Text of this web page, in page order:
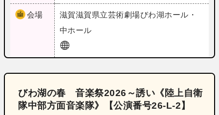
会場 滋賀滋賀県立芸術劇場びわ湖ホール・
中ホール
びわ湖の春 音楽祭2026～誘い《陸上自衛
隊中部方面音楽隊》【公演番号26‐L‐2】